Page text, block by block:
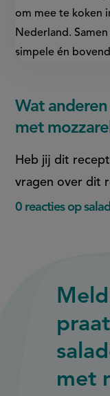
om mee te koken
Nederland.
simpele én
Wat
met
Heb jij dit
vragen over dit
0 reacties op
met